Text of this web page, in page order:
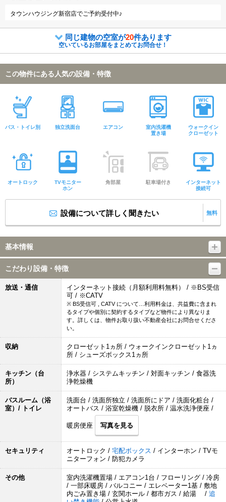
タウンハウジング新宿店でご予約受付中♪
同じ建物の空室が20件あります
空いているお部屋をまとめてお問合せ！
この物件にある人気の設備・特徴
バス・トイレ別 独立洗面台 エアコン
室内洗濯機
置き場
ウォークイン
クローゼット
オートロック
TVモニター
ホン
角部屋 駐車場付き
インターネット
接続可
設備について詳しく聞きたい 無料
基本情報
こだわり設備・特徴
放送・通信
インターネット接続（月額利用料無料） / ※BS受信
可 / ※CATV
※ BS受信可 , CATV について…利用料金は、共益費に含まれ
るタイプや個別に契約するタイプなど物件により異なりま
す。詳しくは、物件お取り扱い不動産会社にお問合せくださ
い。
収納
クローゼット1ヵ所 / ウォークインクローゼット1ヵ
所 / シューズボックス1ヵ所
キッチン（台
所）
浄水器 / システムキッチン / 対面キッチン / 食器洗
浄乾燥機
バスルーム（浴
室）/ トイレ
洗面台 / 洗面所独立 / 洗面所にドア / 洗面化粧台 /
オートバス / 浴室乾燥機 / 脱衣所 / 温水洗浄便座 /
暖房便座 写真を見る
セキュリティ オートロック / 宅配ボックス / インターホン / TVモ
ニターフォン / 防犯カメラ
その他
室内洗濯機置場 / エアコン1台 / フローリング / 冷房
/ 一部床暖房 / バルコニー / エレベーター1基 / 敷地
内ごみ置き場 / 玄関ホール / 都市ガス / 給湯 / 追